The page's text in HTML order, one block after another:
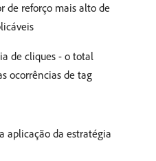
de reforço mais alto de
de cliques - o total
ocorrências de tag
aplicação da estratégia